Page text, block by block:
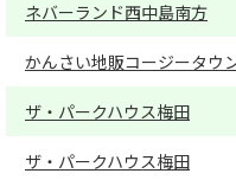
ネバーランド西中島南方
かんさい地販コージータウ
ザ・パークハウス梅田
ザ・パークハウス梅田